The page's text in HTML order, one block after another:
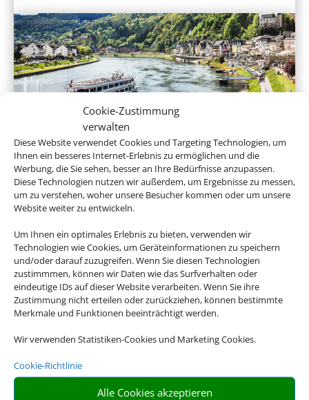
Cookie-Zustimmung
verwalten
Diese Website verwendet Cookies und Targeting Technologien, um
Ihnen ein besseres Internet-Erlebnis zu ermöglichen und die
Werbung, die Sie sehen, besser an Ihre Bedürfnisse anzupassen.
Diese Technologien nutzen wir außerdem, um Ergebnisse zu messen,
um zu verstehen, woher unsere Besucher kommen oder um unsere
Website weiter zu entwickeln.
Um Ihnen ein optimales Erlebnis zu bieten, verwenden wir
Technologien wie Cookies, um Geräteinformationen zu speichern
und/oder darauf zuzugreifen. Wenn Sie diesen Technologien
zustimmmen, können wir Daten wie das Surfverhalten oder
eindeutige IDs auf dieser Website verarbeiten. Wenn Sie ihre
Zustimmung nicht erteilen oder zurückziehen, können bestimmte
Merkmale und Funktionen beeinträchtigt werden.
Wir verwenden Statistiken-Cookies und Marketing Cookies.
Cookie-Richtlinie
Alle Cookies akzeptieren
Flusskreuzfahrten
Expeditionskreuzfahrten
Empfehlungen für Ihre Reise